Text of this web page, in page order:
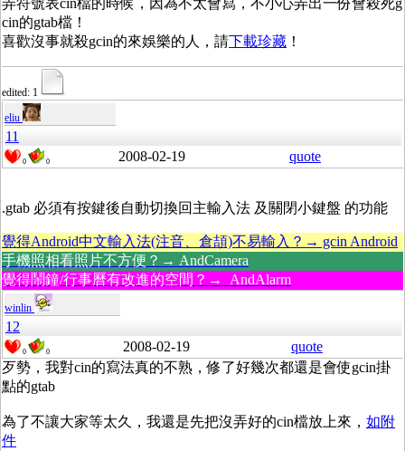
弄符號表cin檔的時候，因為不太會寫，不小心弄出一份會殺死g
cin的gtab檔！
喜歡沒事就殺gcin的來娛樂的人，請下載珍藏 ！
edited: 1
eliu
11
0 0 2008-02-19 quote
.gtab 必須有按鍵後自動切換回主輸入法 及關閉小鍵盤 的功能
覺得Android中文輸入法(注音、倉頡)不易輸入？→ gcin Android
手機照相看照片不方便？→ AndCamera
覺得鬧鐘/行事曆有改進的空間？→ AndAlarm
winlin
12
0 0 2008-02-19
quote
歹勢，我對cin的寫法真的不熟，修了好幾次都還是會使gcin掛
點的gtab
為了不讓大家等太久，我還是先把沒弄好的cin檔放上來， 如附
件